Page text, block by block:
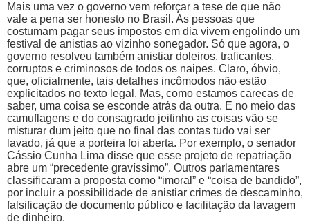
Mais uma vez o governo vem reforçar a tese de que não
vale a pena ser honesto no Brasil. As pessoas que
costumam pagar seus impostos em dia vivem engolindo um
festival de anistias ao vizinho sonegador. Só que agora, o
governo resolveu também anistiar doleiros, traficantes,
corruptos e criminosos de todos os naipes. Claro, óbvio,
que, oficialmente, tais detalhes incômodos não estão
explicitados no texto legal. Mas, como estamos carecas de
saber, uma coisa se esconde atrás da outra. E no meio das
camuflagens e do consagrado jeitinho as coisas vão se
misturar dum jeito que no final das contas tudo vai ser
lavado, já que a porteira foi aberta. Por exemplo, o senador
Cássio Cunha Lima disse que esse projeto de repatriação
abre um “precedente gravíssimo”. Outros parlamentares
classificaram a proposta como “imoral” e “coisa de bandido”,
por incluir a possibilidade de anistiar crimes de descaminho,
falsificação de documento público e facilitação da lavagem
de dinheiro.